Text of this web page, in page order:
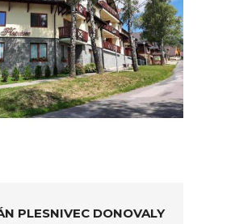
PLESNIVEC DONOVALY